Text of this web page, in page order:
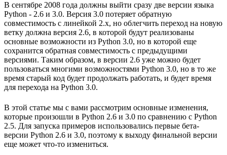
В сентябре 2008 года должны выйти сразу две версии языка
Python - 2.6 и 3.0. Версия 3.0 потеряет обратную
совместимость с линейкой 2.x, но облегчить переход на новую
ветку должна версия 2.6, в которой будут реализованы
основные возможности из Python 3.0, но в которой еще
сохранится обратная совместимость с предыдущими
версиями. Таким образом, в версии 2.6 уже можно будет
пользоваться многими возможностями Python 3.0, но в то же
время старый код будет продолжать работать, и будет время
для перехода на Python 3.0.
В этой статье мы с вами рассмотрим основные изменения,
которые произошли в Python 2.6 и 3.0 по сравнению с Python
2.5. Для запуска примеров использовались первые бета-
версии Python 2.6 и 3.0, поэтому к выходу финальной версии
еще может что-то измениться.